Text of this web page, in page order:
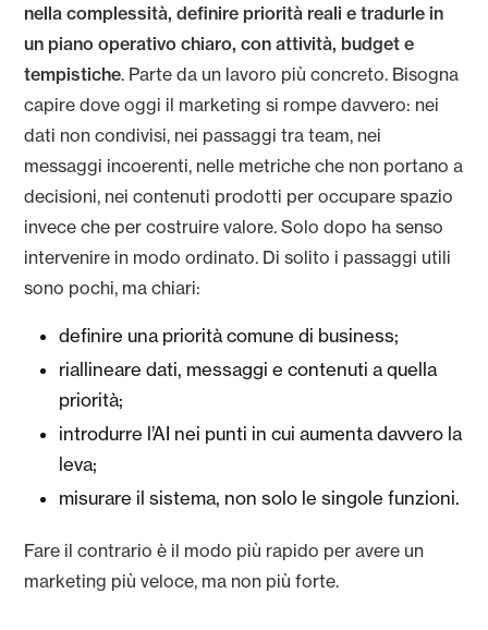
nella complessità, definire priorità reali e tradurle in
un piano operativo chiaro, con attività, budget e
tempistiche. Parte da un lavoro più concreto. Bisogna
capire dove oggi il marketing si rompe davvero: nei
dati non condivisi, nei passaggi tra team, nei
messaggi incoerenti, nelle metriche che non portano a
decisioni, nei contenuti prodotti per occupare spazio
invece che per costruire valore. Solo dopo ha senso
intervenire in modo ordinato. Di solito i passaggi utili
sono pochi, ma chiari:
definire una priorità comune di business;
riallineare dati, messaggi e contenuti a quella
priorità;
introdurre l’AI nei punti in cui aumenta davvero la
leva;
misurare il sistema, non solo le singole funzioni.
Fare il contrario è il modo più rapido per avere un
marketing più veloce, ma non più forte.